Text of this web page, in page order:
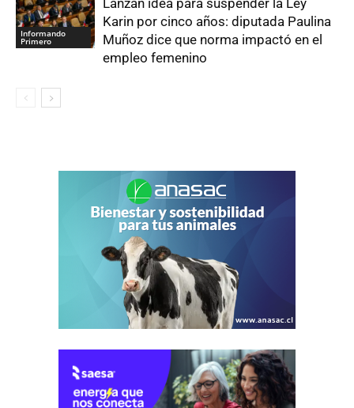
Informando
Primero
Karin por cinco años: diputada Paulina
Muñoz dice que norma impactó en el
empleo femenino